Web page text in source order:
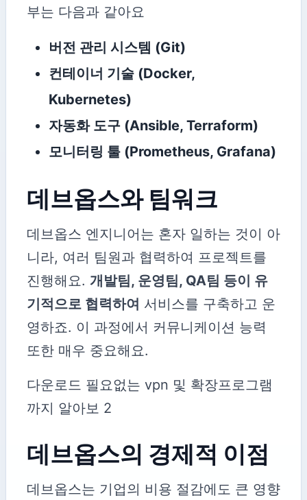
부는 다음과 같아요
버전 관리 시스템 (Git)
컨테이너 기술 (Docker,
Kubernetes)
자동화 도구 (Ansible, Terraform)
모니터링 툴 (Prometheus, Grafana)
데브옵스와 팀워크
데브옵스 엔지니어는 혼자 일하는 것이 아
니라, 여러 팀원과 협력하여 프로젝트를
진행해요. 개발팀, 운영팀, QA팀 등이 유
기적으로 협력하여 서비스를 구축하고 운
영하죠. 이 과정에서 커뮤니케이션 능력
또한 매우 중요해요.
다운로드 필요없는 vpn 및 확장프로그램
까지 알아보 2
데브옵스의 경제적 이점
데브옵스는 기업의 비용 절감에도 큰 영향